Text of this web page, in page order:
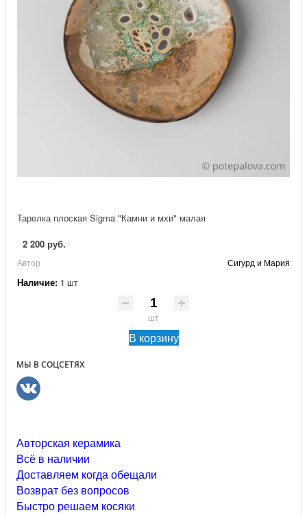
Тарелка плоская Sigma "Камни и мхи" малая
2 200 руб.
Автор Сигурд и Мария
Наличие: 1 шт
шт
В корзину
МЫ В СОЦСЕТЯХ
Авторская керамика
Всё в наличии
Доставляем когда обещали
Возврат без вопросов
Быстро решаем косяки